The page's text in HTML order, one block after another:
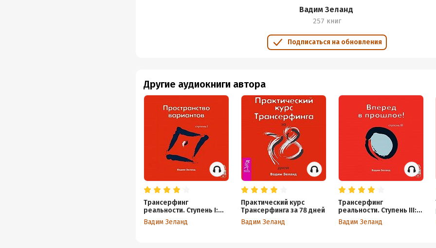
Вадим Зеланд
257 книг
Подписаться на обновления
Другие аудиокниги автора
Трансерфинг
реальности. Ступень I:
Пространство вариантов
Вадим Зеланд
Практический курс
Трансерфинга за 78 дней
Вадим Зеланд
Трансерфинг
реальности. Ступень III:
Вперед в прошлое
Вадим Зеланд